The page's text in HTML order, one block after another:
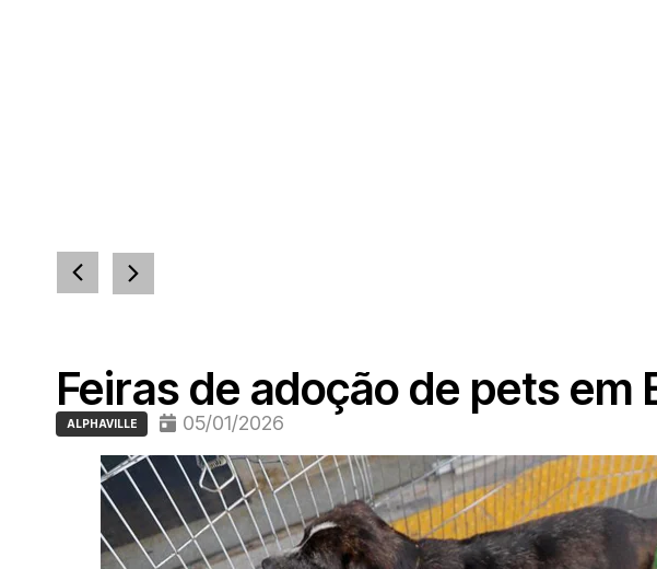
Feiras de adoção de pets
ALPHAVILLE 05/01/2026